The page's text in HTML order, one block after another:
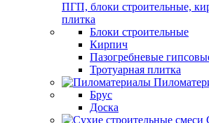
ПГП, блоки строительные,
плитка
Блоки строительные
Кирпич
Пазогребневые
Тротуарная плитка
Брус
Доска